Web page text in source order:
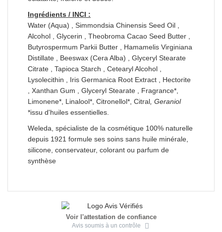
Ingrédients / INCI :
Water (Aqua) , Simmondsia Chinensis Seed Oil ,
Alcohol , Glycerin , Theobroma Cacao Seed Butter ,
Butyrospermum Parkii Butter , Hamamelis Virginiana
Distillate , Beeswax (Cera Alba) , Glyceryl Stearate
Citrate , Tapioca Starch , Cetearyl Alcohol ,
Lysolecithin , Iris Germanica Root Extract , Hectorite
, Xanthan Gum , Glyceryl Stearate , Fragrance*,
Limonene*, Linalool*, Citronellol*, Citral , Geraniol
*issu d'huiles essentielles.
Weleda, spécialiste de la cosmétique 100% naturelle
depuis 1921 formule ses soins sans huile minérale,
silicone, conservateur, colorant ou parfum de
synthèse
Voir l'attestation de confiance
Avis soumis à un contrôle